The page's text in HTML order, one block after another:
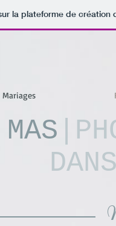
la plateforme de création
Mariages